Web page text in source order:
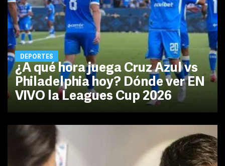
DEPORTES
¿A qué hora juega Cruz Azul vs
Philadelphia hoy? Dónde ver EN
VIVO la Leagues Cup 2026